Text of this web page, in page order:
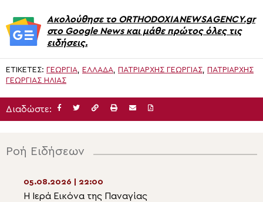
Ακολούθησε το ORTHODOXIANEWSAGENCY.gr
στο Google News και μάθε πρώτος όλες τις
ειδήσεις.
ΕΤΙΚΈΤΕΣ: ΓΕΩΡΓΙΑ, ΕΛΛΆΔΑ, ΠΑΤΡΙΑΡΧΗΣ ΓΕΩΡΓΙΑΣ, ΠΑΤΡΙΆΡΧΗΣ
ΓΕΩΡΓΊΑΣ ΗΛΊΑΣ
Διαδώστε:
Ροή Ειδήσεων
05.08.2026 | 22:00
Η Ιερά Εικόνα της Παναγίας